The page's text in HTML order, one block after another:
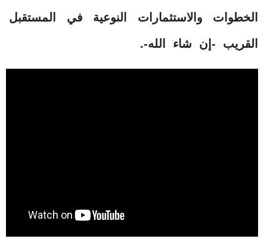
الخطوات والاستثمارات النوعية في المستقبل
القريب -إن شاء الله-.